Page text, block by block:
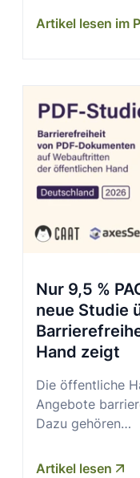
Artikel lesen im
Nur 9,5 %
neue Studie
Hand zeigt
Die öffentliche
Angebote
Dazu gehören…
Artikel lesen